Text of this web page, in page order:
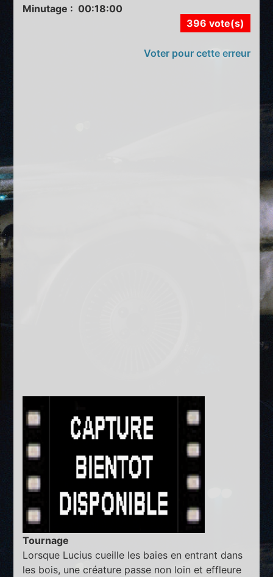
Minutage : 00:18:00
396 vote(s)
Voter pour cette erreur
Tournage
Lorsque Lucius cueille les baies en entrant dans
les bois, une créature passe non loin et effleure